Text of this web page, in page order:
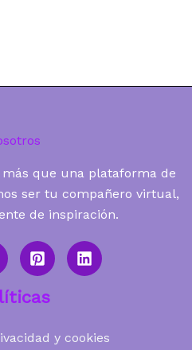
que una plataforma de
ser tu compañero virtual,
de inspiración.
y cookies